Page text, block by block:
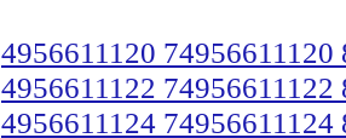
4956611120 74956611120
4956611122 74956611122
4956611124 74956611124